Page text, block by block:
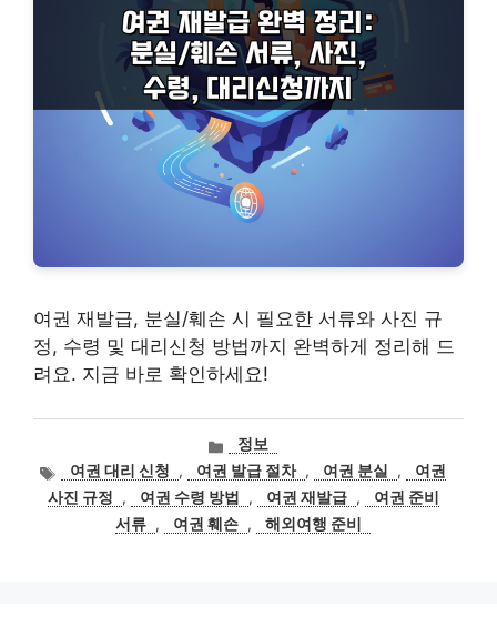
여권 재발급, 분실/훼손 시 필요한 서류와 사진 규
정, 수령 및 대리신청 방법까지 완벽하게 정리해 드
려요. 지금 바로 확인하세요!
카
테
고
리
정보
태
그
여권 대리 신청 , 여권 발급 절차 , 여권 분실 ,
여권
사진 규정
, 여권 수령 방법 , 여권 재발급 ,
여권 준비
서류 , 여권 훼손 , 해외여행 준비